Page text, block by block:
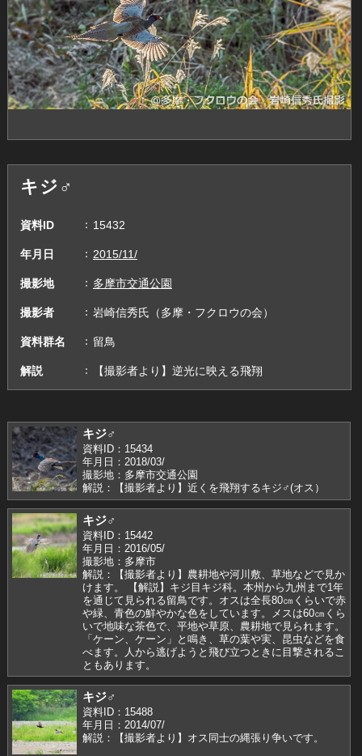
キジ♂
資料ID 15432
年月日 2015/11/
撮影地 多摩市交通公園
撮影者 岩崎信秀氏（多摩・フクロウの会）
資料群名 留鳥
解説 【撮影者より】逆光に映える飛翔
キジ♂
資料ID：15434
年月日：2018/03/
撮影地：多摩市交通公園
解説：【撮影者より】近くを飛翔するキジ♂(オス）
キジ♂
資料ID：15442
年月日：2016/05/
撮影地：多摩市
解説：【撮影者より】農耕地や河川敷、草地などで見か
けます。 【解説】キジ目キジ科。本州から九州まで1年
を通じて見られる留鳥です。オスは全長80㎝くらいで赤
や緑、青色の鮮やかな色をしています。メスは60㎝くら
いで地味な茶色で、平地や草原、農耕地で見られます。
「ケーン、ケーン」と鳴き、草の葉や実、昆虫などを食
べます。人から逃げようと飛び立つときに目撃されるこ
ともあります。
キジ♂
資料ID：15488
年月日：2014/07/
解説：【撮影者より】オス同士の縄張り争いです。